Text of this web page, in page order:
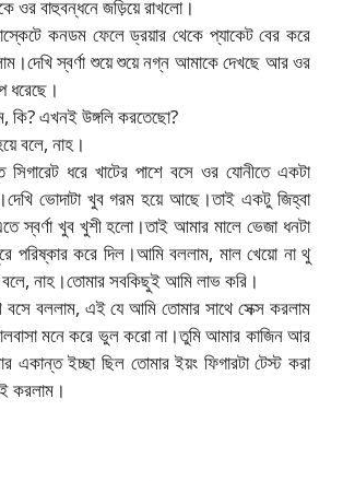
ওর বাহুবন্ধনে জড়িয়ে রাখলো।
কনডম ফেলে ড্রয়ার থেকে প্যাকেট বের করে
স্বর্ণা শুয়ে শুয়ে নগ্ন আমাকে দেখছে আর ওর
ধরেছে।
কি? এখনই উঙ্গলি করতেছো?
বলে, নাহ।
ধরে খাটের পাশে বসে ওর যোনীতে একটা
ভোদাটা খুব গরম হয়ে আছে।তাই একটু জিহ্বা
স্বর্ণা খুব খুশী হলো।তাই আমার মালে ভেজা ধনটা
পরিষ্কার করে দিল।আমি বললাম, মাল খেয়ো না থু
নাহ।তোমার সবকিছুই আমি লাভ করি।
বললাম, এই যে আমি তোমার সাথে সেক্স করলাম
মনে করে ভুল করো না।তুমি আমার কাজিন আর
একান্ত ইচ্ছা ছিল তোমার ইয়ং ফিগারটা টেস্ট করা
করলাম।